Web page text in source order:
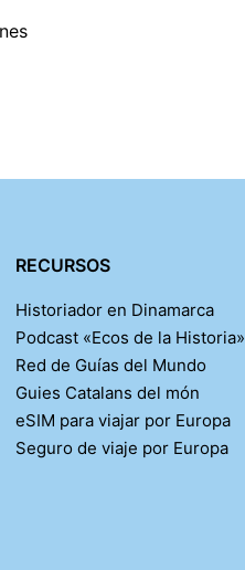
RECURSOS
Historiador en Dinamarca
Podcast «Ecos de la Historia»
Red de Guías del Mundo
Guies Catalans del món
eSIM para viajar por Europa
Seguro de viaje por Europa